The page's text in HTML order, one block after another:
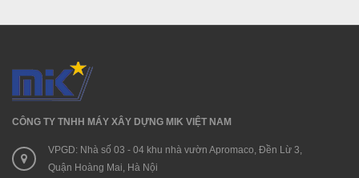
CÔNG TY TNHH MÁY XÂY DỰNG MIK VIỆT NAM
VPGD: Nhà số 03 - 04 khu nhà vườn Apromaco, Đền Lừ 3,
Quận Hoàng Mai, Hà Nội